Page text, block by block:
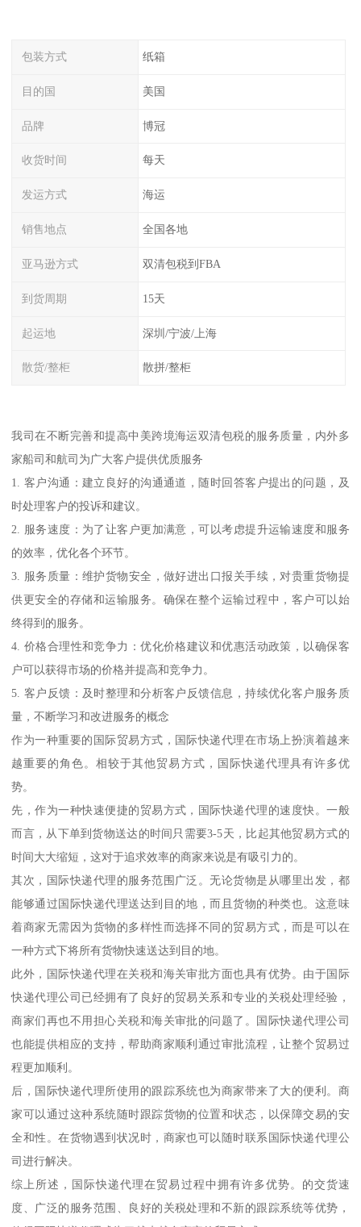
包装方式 纸箱
目的国 美国
品牌 博冠
收货时间 每天
发运方式 海运
销售地点 全国各地
亚马逊方式 双清包税到FBA
到货周期 15天
起运地 深圳/宁波/上海
散货/整柜 散拼/整柜
我司在不断完善和提高中美跨境海运双清包税的服务质量，内外多
家船司和航司为广大客户提供优质服务
1. 客户沟通：建立良好的沟通通道，随时回答客户提出的问题，及
时处理客户的投诉和建议。
2. 服务速度：为了让客户更加满意，可以考虑提升运输速度和服务
的效率，优化各个环节。
3. 服务质量：维护货物安全，做好进出口报关手续，对贵重货物提
供更安全的存储和运输服务。确保在整个运输过程中，客户可以始
终得到的服务。
4. 价格合理性和竞争力：优化价格建议和优惠活动政策，以确保客
户可以获得市场的价格并提高和竞争力。
5. 客户反馈：及时整理和分析客户反馈信息，持续优化客户服务质
量，不断学习和改进服务的概念
作为一种重要的国际贸易方式，国际快递代理在市场上扮演着越来
越重要的角色。相较于其他贸易方式，国际快递代理具有许多优
势。
先，作为一种快速便捷的贸易方式，国际快递代理的速度快。一般
而言，从下单到货物送达的时间只需要3-5天，比起其他贸易方式的
时间大大缩短，这对于追求效率的商家来说是有吸引力的。
其次，国际快递代理的服务范围广泛。无论货物是从哪里出发，都
能够通过国际快递代理送达到目的地，而且货物的种类也。这意味
着商家无需因为货物的多样性而选择不同的贸易方式，而是可以在
一种方式下将所有货物快速送达到目的地。
此外，国际快递代理在关税和海关审批方面也具有优势。由于国际
快递代理公司已经拥有了良好的贸易关系和专业的关税处理经验，
商家们再也不用担心关税和海关审批的问题了。国际快递代理公司
也能提供相应的支持，帮助商家顺利通过审批流程，让整个贸易过
程更加顺利。
后，国际快递代理所使用的跟踪系统也为商家带来了大的便利。商
家可以通过这种系统随时跟踪货物的位置和状态，以保障交易的安
全和性。在货物遇到状况时，商家也可以随时联系国际快递代理公
司进行解决。
综上所述，国际快递代理在贸易过程中拥有许多优势。的交货速
度、广泛的服务范围、良好的关税处理和不新的跟踪系统等优势，